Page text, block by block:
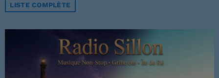
LISTE COMPLÈTE